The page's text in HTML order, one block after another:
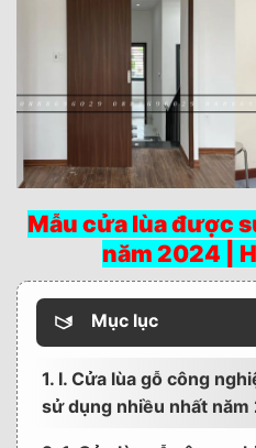
Mẫu cửa lùa được
năm 2024 |
Mục lục
1. I. Cửa lùa gỗ công
sử dụng nhiều nhất năm